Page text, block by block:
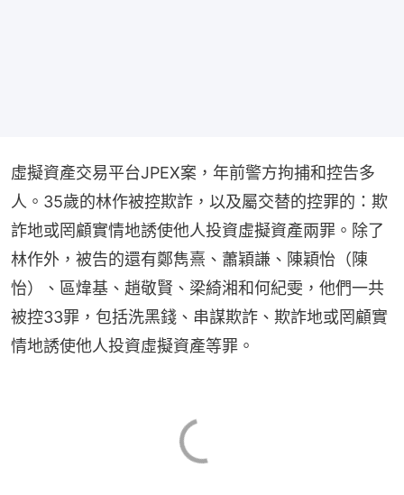
虛擬資產交易平台JPEX案，年前警方拘捕和控告多
人。35歲的林作被控欺詐，以及屬交替的控罪的：欺
詐地或罔顧實情地誘使他人投資虛擬資產兩罪。除了
林作外，被告的還有鄭雋熹、蕭穎謙、陳穎怡（陳
怡）、區煒基、趙敬賢、梁綺湘和何紀雯，他們一共
被控33罪，包括洗黑錢、串謀欺詐、欺詐地或罔顧實
情地誘使他人投資虛擬資產等罪。